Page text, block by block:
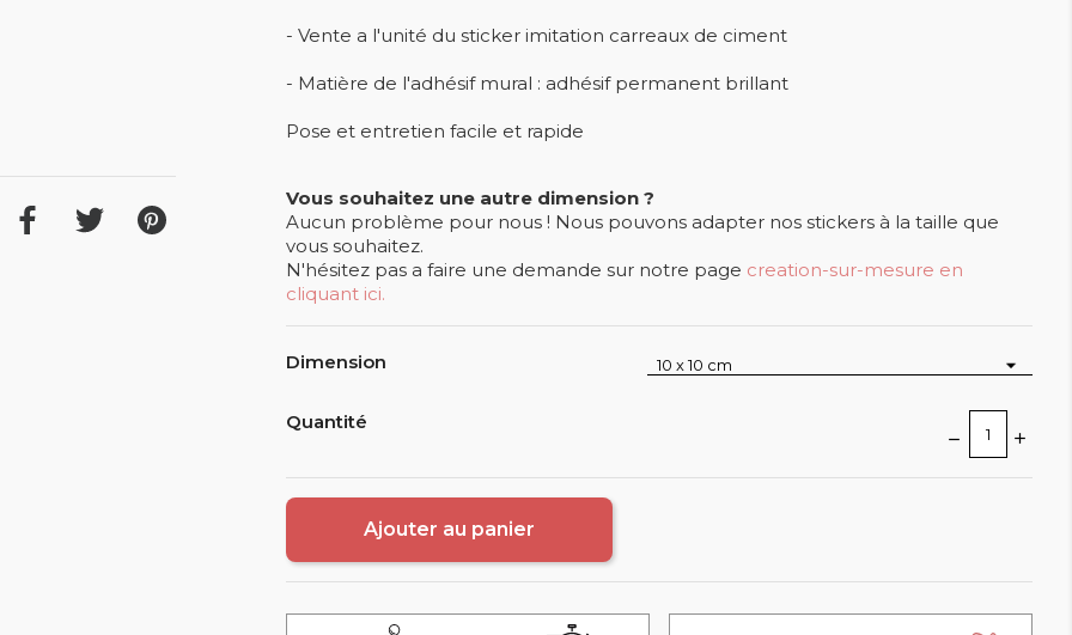
- Vente a l'unité du sticker imitation carreaux de ciment
- Matière de l'adhésif mural : adhésif permanent brillant
Pose et entretien facile et rapide
Vous souhaitez une autre dimension ?
Aucun problème pour nous ! Nous pouvons adapter nos stickers à la taille que
vous souhaitez.
N'hésitez pas a faire une demande sur notre page creation-sur-mesure en
cliquant ici.
Dimension
Quantité
Ajouter au panier